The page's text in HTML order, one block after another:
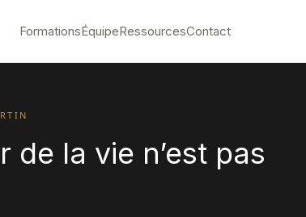
FormationsÉquipeRessourcesContact
de la vie n’est pas